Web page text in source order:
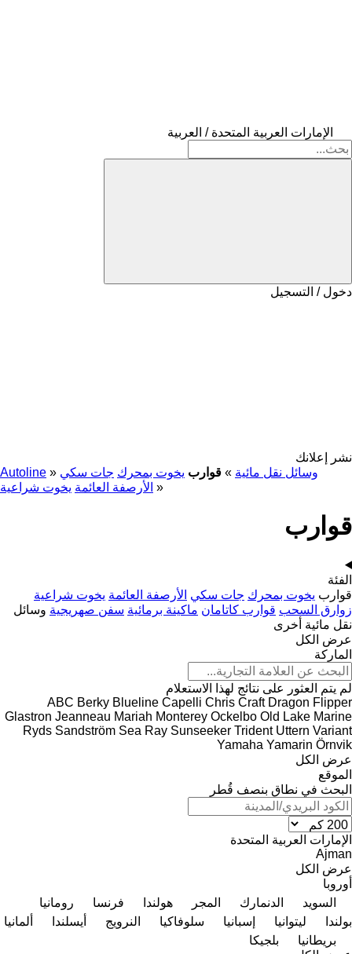
الإمارات العربية المتحدة / العربية
دخول / التسجيل
نشر إعلانك
Autoline » وسائل نقل مائية » قوارب يخوت بمحرك جات سكي
الأرصفة العائمة يخوت شراعية »
قوارب
الفئة
قوارب يخوت بمحرك جات سكي الأرصفة العائمة يخوت شراعية
زوارق السحب قوارب كاتامان ماكينة برمائية سفن صهريجية وسائل
نقل مائية أخرى
عرض الكل
الماركة
لم يتم العثور على نتائج لهذا الاستعلام
ABC Berky Blueline Capelli Chris Craft Dragon Flipper
Glastron Jeanneau Mariah Monterey Ockelbo Old Lake Marine
Ryds Sandström Sea Ray Sunseeker Trident Uttern Variant
Yamaha Yamarin Örnvik
عرض الكل
الموقع
البحث في نطاق بنصف قُطر
الإمارات العربية المتحدة
Ajman
عرض الكل
أوروبا
السويد
الدنمارك المجر هولندا فرنسا
رومانيا
بولندا
ليتوانيا إسبانيا سلوفاكيا النرويج أيسلندا
ألمانيا
بريطانيا
بلجيكا